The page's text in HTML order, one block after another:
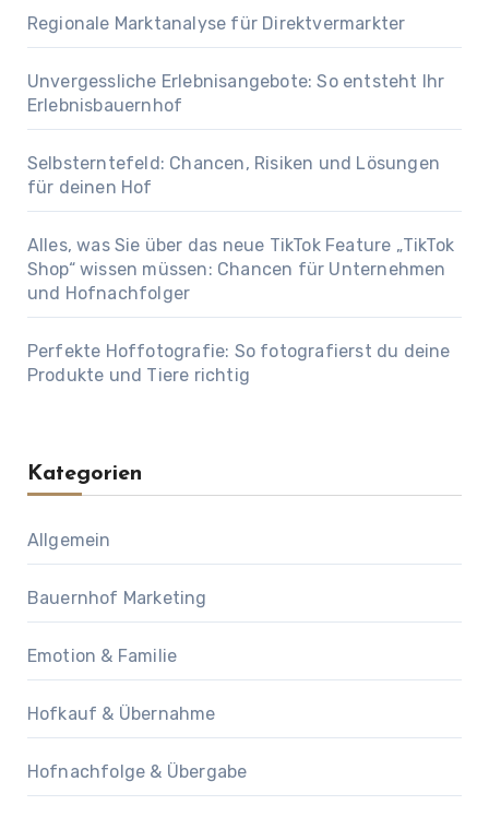
Regionale Marktanalyse für Direktvermarkter
Unvergessliche Erlebnisangebote: So entsteht Ihr
Erlebnisbauernhof
Selbsterntefeld: Chancen, Risiken und Lösungen
für deinen Hof
Alles, was Sie über das neue TikTok Feature „TikTok
Shop“ wissen müssen: Chancen für Unternehmen
und Hofnachfolger
Perfekte Hoffotografie: So fotografierst du deine
Produkte und Tiere richtig
Kategorien
Allgemein
Bauernhof Marketing
Emotion & Familie
Hofkauf & Übernahme
Hofnachfolge & Übergabe